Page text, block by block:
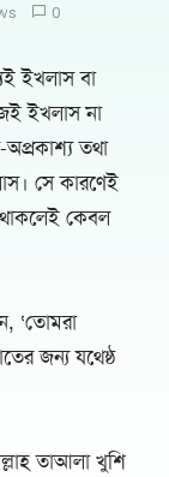
0
ইখলাস বা
ইখলাস না
তথা
সে কারণেই
কেবল
‘তোমরা
জন্য যথেষ্ঠ
তাআলা খুশি